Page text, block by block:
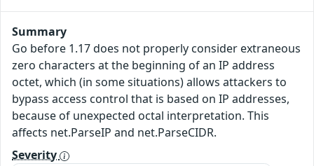
Summary
Go before 1.17 does not properly consider extraneous
zero characters at the beginning of an IP address
octet, which (in some situations) allows attackers to
bypass access control that is based on IP addresses,
because of unexpected octal interpretation. This
affects net.ParseIP and net.ParseCIDR.
Severity